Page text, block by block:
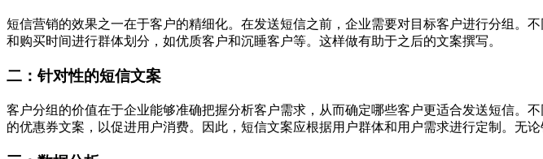
短信营销的效果之一在于客户的精细化。在发送短信之前，企业需要对目标客户进行分组。
和购买时间进行群体划分，如优质客户和沉睡客户等。这样做有助于之后的文案撰写。
二：针对性的短信文案
客户分组的价值在于企业能够准确把握分析客户需求，从而确定哪些客户更适合发送短信。
的优惠券文案，以促进用户消费。因此，短信文案应根据用户群体和用户需求进行定制。无